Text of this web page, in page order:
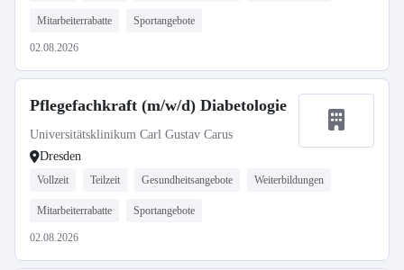
Mitarbeiterrabatte Sportangebote
02.08.2026
Pflegefachkraft (m/w/d) Diabetologie
Universitätsklinikum Carl Gustav Carus
Dresden
Vollzeit Teilzeit Gesundheitsangebote Weiterbildungen
Mitarbeiterrabatte Sportangebote
02.08.2026